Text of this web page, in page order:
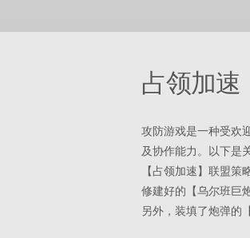
占领加速
攻防游戏是一种受欢
及协作能力。以下是
【占领加速】联盟
修建好的【乌尔班巨
另外，装填了炮弹的